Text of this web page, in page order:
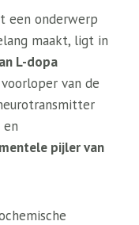
een onderwerp
maakt, ligt in
L-dopa
van de
pijler van